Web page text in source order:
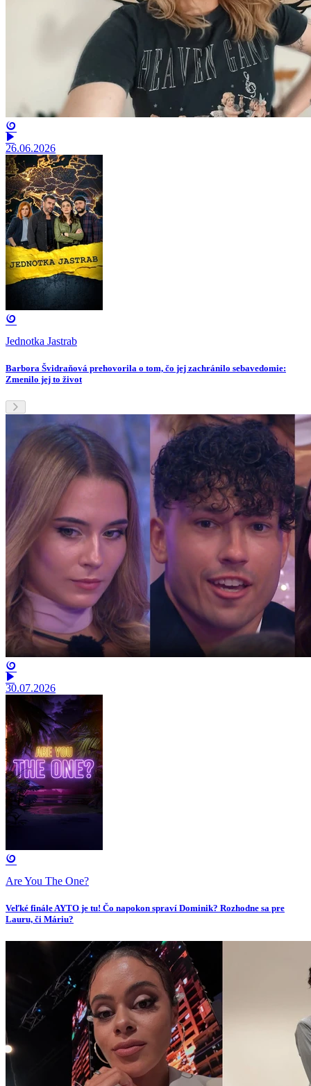
26.06.2026
Jednotka Jastrab
Barbora Švidraňová prehovorila o tom, čo jej zachránilo sebavedomie:
Zmenilo jej to život
30.07.2026
Are You The One?
Veľké finále AYTO je tu! Čo napokon spraví Dominik? Rozhodne sa pre
Lauru, či Máriu?